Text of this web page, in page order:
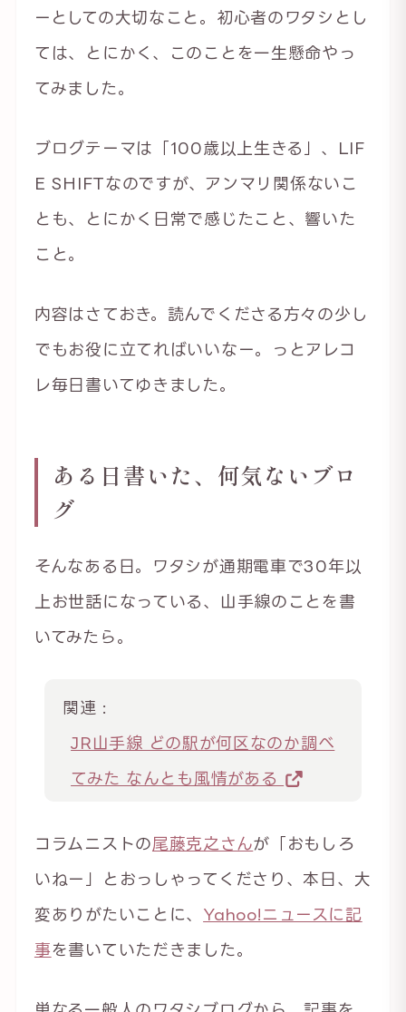
ーとしての大切なこと。初心者のワタシとし
ては、とにかく、このことを一生懸命やっ
てみました。
ブログテーマは「100歳以上生きる」、LIF
E SHIFTなのですが、アンマリ関係ないこ
とも、とにかく日常で感じたこと、響いた
こと。
内容はさておき。読んでくださる方々の少し
でもお役に立てればいいなー。っとアレコ
レ毎日書いてゆきました。
ある日書いた、何気ないブロ
グ
そんなある日。ワタシが通期電車で30年以
上お世話になっている、山手線のことを書
いてみたら。
関連 :
JR山手線 どの駅が何区なのか調べ
てみた なんとも風情がある
コラムニストの尾藤克之さんが「おもしろ
いねー」とおっしゃってくださり、本日、大
変ありがたいことに、 Yahoo!ニュースに記
事を書いていただきました。